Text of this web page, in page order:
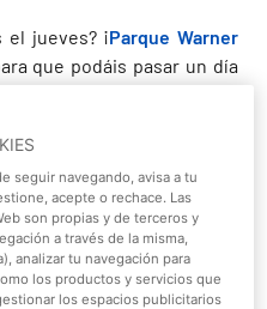
el jueves? ¡Parque Warner
que podáis pasar un día
Hoy vamos a escribir
tenemos mucho
iguales. Hablamos de
de caida controlada más
que 120 metros de altura
de caída controlada de
seguir navegando, avisa a tu
acepte o rechace. Las
son propias y de terceros y
a través de la misma,
analizar tu navegación para
los productos y servicios que
los espacios publicitarios